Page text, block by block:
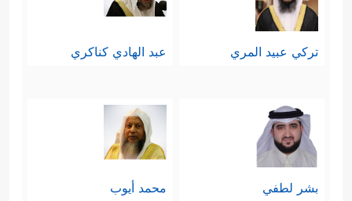
تركي عبيد المري عبد الهادي كناكري
بشر لطفي محمد أيوب